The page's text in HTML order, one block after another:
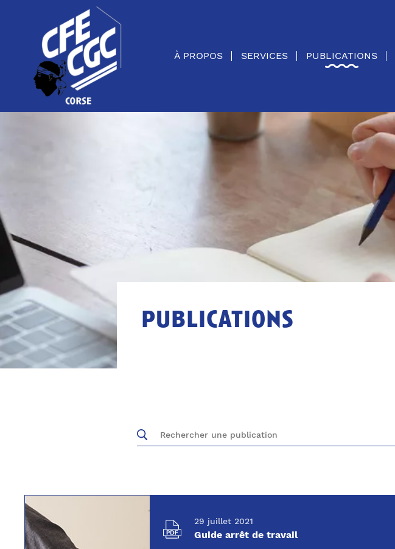
À PROPOS SERVICES PUBLICATIONS
publications
29 juillet 2021
Guide arrêt de travail
Panneau de gestion des cookies